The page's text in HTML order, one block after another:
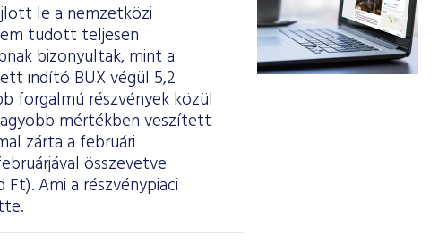
le a nemzetközi
tudott teljesen
bizonyultak, mint a
indító BUX végül 5,2
forgalmú részvények közül
mértékben veszített
zárta a februári
összevetve
Ft). Ami a részvénypiaci